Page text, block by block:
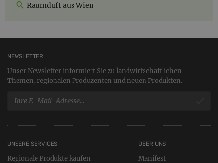
Raumduft aus Wien
NEWSLETTER
Unser Newsletter informiert Sie zu landwirtschaftlichen
Themen, regionalen Produzenten und neuen Produkten.
UNSERE SERVICES
Regionale Produkte kaufen
ÜBER UNS
Manifest